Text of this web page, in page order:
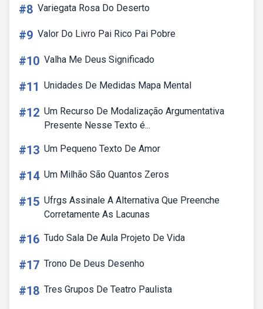
#8 Variegata Rosa Do Deserto
#9 Valor Do Livro Pai Rico Pai Pobre
#10 Valha Me Deus Significado
#11 Unidades De Medidas Mapa Mental
#12 Um Recurso De Modalização Argumentativa
Presente Nesse Texto é...
#13 Um Pequeno Texto De Amor
#14 Um Milhão São Quantos Zeros
#15 Ufrgs Assinale A Alternativa Que Preenche
Corretamente As Lacunas
#16 Tudo Sala De Aula Projeto De Vida
#17 Trono De Deus Desenho
#18 Tres Grupos De Teatro Paulista